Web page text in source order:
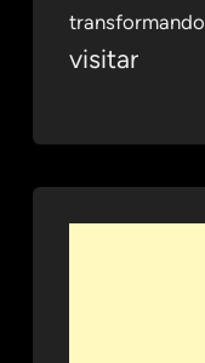
transformando
visitar